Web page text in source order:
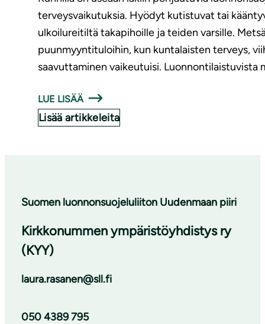
terveysvaikutuksia. Hyödyt kutistuvat tai
ulkoilureitiltä takapihoille ja teiden varsille.
puunmyyntituloihin, kun kuntalaisten terveys,
saavuttaminen vaikeutuisi. Luonnontilaistuvista
LUE LISÄÄ
Lisää artikkeleita
Suomen luonnonsuojeluliiton Uudenmaan piiri
Kirkkonummen ympäristöyhdistys ry
(KYY)
laura.rasanen@sll.fi
050 4389 795